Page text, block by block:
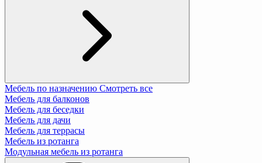
Мебель по назначению Смотреть все
Мебель для балконов
Мебель для беседки
Мебель для дачи
Мебель для террасы
Мебель из ротанга
Модульная мебель из ротанга